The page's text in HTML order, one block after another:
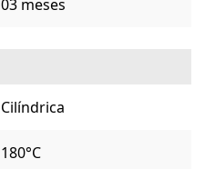
03 meses
Cilíndrica
180°C